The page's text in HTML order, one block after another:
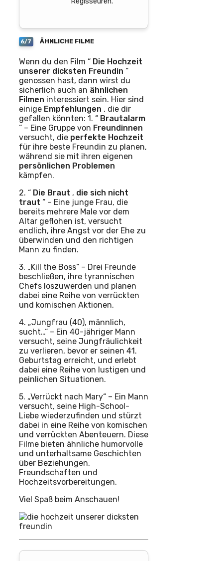
6/7 ÄHNLICHE FILME
Wenn du den Film “ Die Hochzeit
unserer dicksten Freundin “
genossen hast, dann wirst du
sicherlich auch an ähnlichen
Filmen interessiert sein. Hier sind
einige Empfehlungen , die dir
gefallen könnten: 1. “ Brautalarm
“ – Eine Gruppe von Freundinnen
versucht, die perfekte Hochzeit
für ihre beste Freundin zu planen,
während sie mit ihren eigenen
persönlichen Problemen
kämpfen.
2. “ Die Braut , die sich nicht
traut “ – Eine junge Frau, die
bereits mehrere Male vor dem
Altar geflohen ist, versucht
endlich, ihre Angst vor der Ehe zu
überwinden und den richtigen
Mann zu finden.
3. „Kill the Boss“ – Drei Freunde
beschließen, ihre tyrannischen
Chefs loszuwerden und planen
dabei eine Reihe von verrückten
und komischen Aktionen.
4. „Jungfrau (40), männlich,
sucht…“ – Ein 40-jähriger Mann
versucht, seine Jungfräulichkeit
zu verlieren, bevor er seinen 41.
Geburtstag erreicht, und erlebt
dabei eine Reihe von lustigen und
peinlichen Situationen.
5. „Verrückt nach Mary“ – Ein Mann
versucht, seine High-School-
Liebe wiederzufinden und stürzt
dabei in eine Reihe von komischen
und verrückten Abenteuern. Diese
Filme bieten ähnliche humorvolle
und unterhaltsame Geschichten
über Beziehungen,
Freundschaften und
Hochzeitsvorbereitungen.
Viel Spaß beim Anschauen!